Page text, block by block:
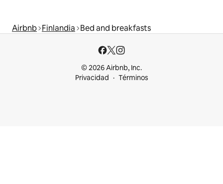
Airbnb Finlandia Bed and breakfasts
© 2026 Airbnb, Inc.
Privacidad
Términos